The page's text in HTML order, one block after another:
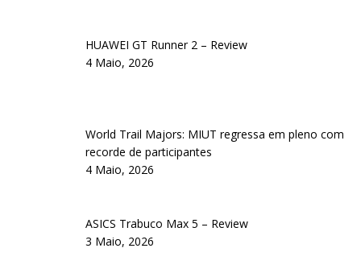
HUAWEI GT Runner 2 – Review
4 Maio, 2026
World Trail Majors: MIUT regressa em pleno com
recorde de participantes
4 Maio, 2026
ASICS Trabuco Max 5 – Review
3 Maio, 2026